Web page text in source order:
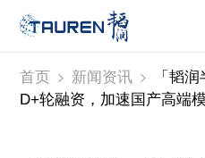
首页 新闻资讯
「韬
D+轮融资，加速国产高端